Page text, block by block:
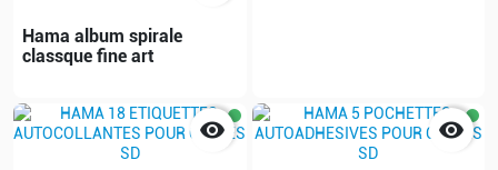
Hama album spirale
classque fine art
 